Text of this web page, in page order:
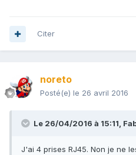
Citer
noreto
Posté(e) le 26 avril 2016
Le 26/04/2016 à 15:11,
J'ai 4 prises RJ45. Non je ne